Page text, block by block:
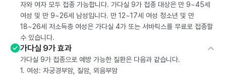
자와 여자 모두 접종 가능합니다. 가다실 9가 접종 대상은 만 9~45세
여성 및 만 9~26세 남성입니다. 만 12~17세 여성 청소년 및 만
18~26세 저소득층 여성은 가다실 4가 또는 서바릭스를 무료로 접종할
수 있습니다.
가다실 9가 효과
가다실 9가 접종으로 예방 가능한 질환은 다음과 같습니다.
1. 여성: 자궁경부암, 질암, 외음부암